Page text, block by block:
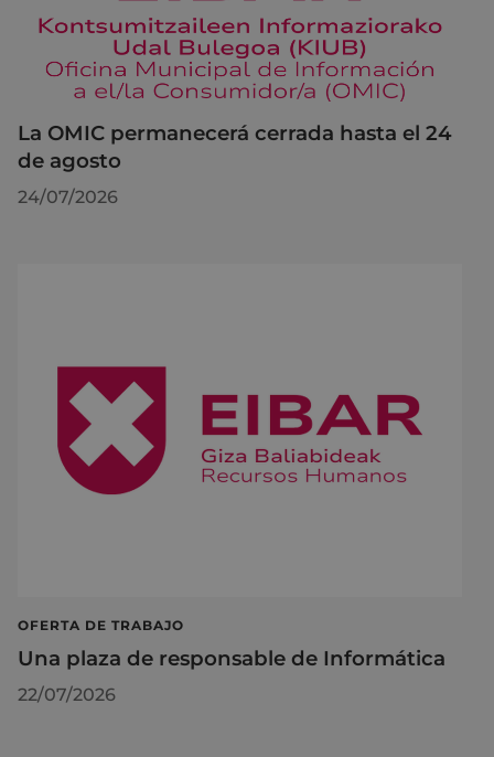
La OMIC permanecerá cerrada hasta el 24
de agosto
24/07/2026
OFERTA DE TRABAJO
Una plaza de responsable de Informática
22/07/2026